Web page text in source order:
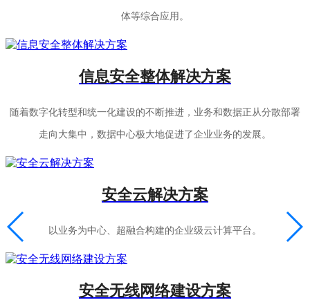
体等综合应用。
信息安全整体解决方案
随着数字化转型和统一化建设的不断推进，业务和数据正从分散部署
走向大集中，数据中心极大地促进了企业业务的发展。
安全云解决方案
以业务为中心、超融合构建的企业级云计算平台。
安全无线网络建设方案